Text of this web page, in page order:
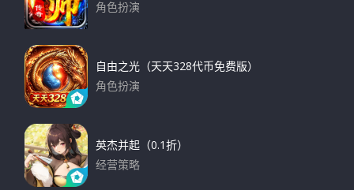
角色扮演
自由之光（天天328代币免费版）
角色扮演
英杰并起（0.1折）
经营策略